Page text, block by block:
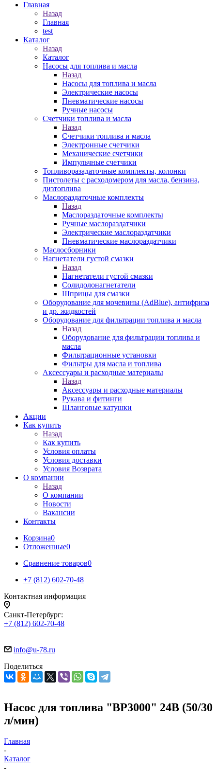
Главная
Назад
Главная
test
Каталог
Назад
Каталог
Насосы для топлива и масла
Назад
Насосы для топлива и масла
Электрические насосы
Пневматические насосы
Ручные насосы
Счетчики топлива и масла
Назад
Счетчики топлива и масла
Электронные счетчики
Механические счетчики
Импульчные счетчики
Топливоразадаточные комплекты, колонки
Пистолеты с расходомером для масла, бензина,
дизтоплива
Маслораздаточные комплекты
Назад
Маслораздаточные комплекты
Ручные маслораздатчики
Электрические маслораздатчики
Пневматические маслораздатчики
Маслосборники
Нагнетатели густой смазки
Назад
Нагнетатели густой смазки
Солидолонагнетатели
Шприцы для смазки
Оборудование для мочевины (AdBlue), антифриза
и др. жидкостей
Оборудование для фильтрации топлива и масла
Назад
Оборудование для фильтрации топлива и
масла
Фильтрационные установки
Фильтры для масла и топлива
Аксессуары и расходные материалы
Назад
Аксессуары и расходные материалы
Рукава и фитинги
Шланговые катушки
Акции
Как купить
Назад
Как купить
Условия оплаты
Условия доставки
Условия Возврата
О компании
Назад
О компании
Новости
Вакансии
Контакты
Корзина0
Отложенные0
Сравнение товаров0
+7 (812) 602-70-48
Контактная информация
Санкт-Петербург:
+7 (812) 602-70-48
info@u-78.ru
Поделиться
Насос для топлива "BP3000" 24В (50/30
л/мин)
Главная
-
Каталог
-